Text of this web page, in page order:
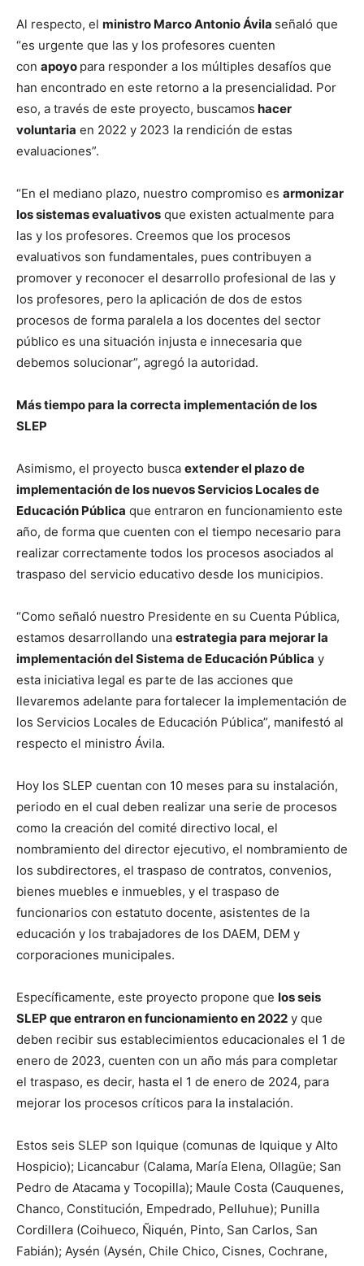
Al respecto, el ministro Marco Antonio Ávila señaló que
“es urgente que las y los profesores cuenten
con apoyo para responder a los múltiples desafíos que
han encontrado en este retorno a la presencialidad. Por
eso, a través de este proyecto, buscamos hacer
voluntaria en 2022 y 2023 la rendición de estas
evaluaciones”.
“En el mediano plazo, nuestro compromiso es armonizar
los sistemas evaluativos que existen actualmente para
las y los profesores. Creemos que los procesos
evaluativos son fundamentales, pues contribuyen a
promover y reconocer el desarrollo profesional de las y
los profesores, pero la aplicación de dos de estos
procesos de forma paralela a los docentes del sector
público es una situación injusta e innecesaria que
debemos solucionar”, agregó la autoridad.
Más tiempo para la correcta implementación de los
SLEP
Asimismo, el proyecto busca extender el plazo de
implementación de los nuevos Servicios Locales de
Educación Pública que entraron en funcionamiento este
año, de forma que cuenten con el tiempo necesario para
realizar correctamente todos los procesos asociados al
traspaso del servicio educativo desde los municipios.
“Como señaló nuestro Presidente en su Cuenta Pública,
estamos desarrollando una estrategia para mejorar la
implementación del Sistema de Educación Pública y
esta iniciativa legal es parte de las acciones que
llevaremos adelante para fortalecer la implementación de
los Servicios Locales de Educación Pública”, manifestó al
respecto el ministro Ávila.
Hoy los SLEP cuentan con 10 meses para su instalación,
periodo en el cual deben realizar una serie de procesos
como la creación del comité directivo local, el
nombramiento del director ejecutivo, el nombramiento de
los subdirectores, el traspaso de contratos, convenios,
bienes muebles e inmuebles, y el traspaso de
funcionarios con estatuto docente, asistentes de la
educación y los trabajadores de los DAEM, DEM y
corporaciones municipales.
Específicamente, este proyecto propone que los seis
SLEP que entraron en funcionamiento en 2022 y que
deben recibir sus establecimientos educacionales el 1 de
enero de 2023, cuenten con un año más para completar
el traspaso, es decir, hasta el 1 de enero de 2024, para
mejorar los procesos críticos para la instalación.
Estos seis SLEP son Iquique (comunas de Iquique y Alto
Hospicio); Licancabur (Calama, María Elena, Ollagüe; San
Pedro de Atacama y Tocopilla); Maule Costa (Cauquenes,
Chanco, Constitución, Empedrado, Pelluhue); Punilla
Cordillera (Coihueco, Ñiquén, Pinto, San Carlos, San
Fabián); Aysén (Aysén, Chile Chico, Cisnes, Cochrane,